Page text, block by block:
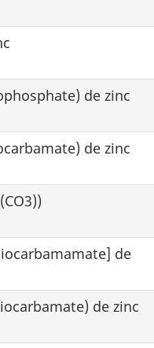
de zinc
de zinc
de
de zinc